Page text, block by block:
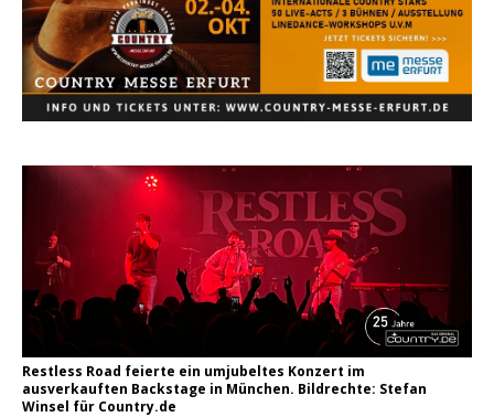
„Choosin‘ Texas“ gehört zu den größten Hits
aller Zeiten
pez veröffentlicht neue Single „Late Night
Talks“ – eine Hymne auf unvergessliche
Country Music Hot News – 9. August 2026:
Morgan Wallen, Dolly Parton und Riley Green im
Fokus
Restless Road feierte ein umjubeltes Konzert im
ausverkauften Backstage in München. Bildrechte: Stefan
Winsel für Country.de